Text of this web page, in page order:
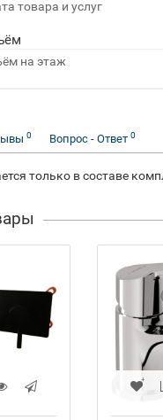
товара и услуг
на этаж
0 Вопрос - Ответ 0
только в составе